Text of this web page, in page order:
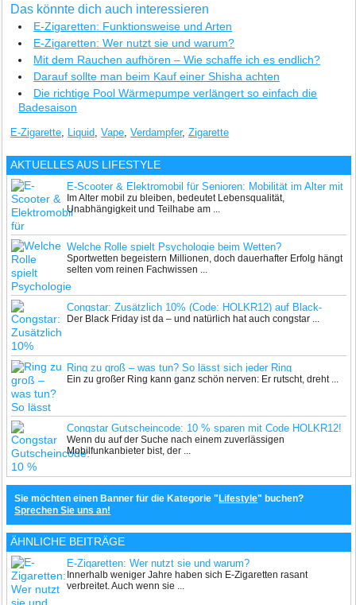
Das könnte dich auch interessieren
E-Zigaretten: Funktionsweise und Arten
E-Zigaretten: Wer nutzt sie und warum?
Mit dem Rauchen aufhören – Wie schaffe ich es endlich?
Darauf sollte man beim Kauf einer Shisha achten
Die richtige Pool Wärmepumpe verlängert so einfach die
Badesaison
E-Zigarette, Liquid,Vape,Verdampfer,Zigarette
AKTUELLES AUS LIFESTYLE
E-Scooter & Elektromobil für Senioren: Mobilität im Alter mit
Komfort
Im Alter mobil zu bleiben, bedeutet Lebensqualität,
Unabhängigkeit und Teilhabe am ...
Welche Rolle spielt Psychologie beim Wetten?
Sportwetten begeistern Millionen, doch dauerhafter Erfolg hängt
selten vom reinen Fachwissen ...
Congstar: Zusätzlich 10% (Code: HOLKR12) auf Black-
Friday-Deals
Der Black Friday ist da – und natürlich hat auch congstar ...
Ring zu groß – was tun? So lässt sich jeder Ring
professionell verkleinern
Ein zu großer Ring kann ganz schön nerven: Er rutscht, dreht ...
Congstar Gutscheincode: 10 % sparen mit Code HOLKR12!
Wenn du auf der Suche nach einem zuverlässigen
Mobilfunkanbieter bist, der ...
Sie möchten einen Banner für die Kategorie " Lifestyle" buchen?
Sprechen Sie uns an!
ÄHNLICHE BEITRÄGE
E-Zigaretten: Wer nutzt sie und warum?
Innerhalb weniger Jahre haben sich E-Zigaretten rasant
verbreitet. Auch wenn sie ...